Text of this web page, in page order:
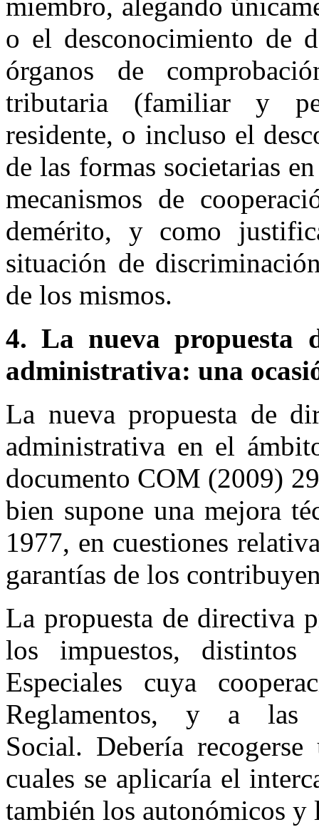
o el desconocimiento de
órganos de
tributaria (familiar y
residente, o incluso el
de las formas societarias
mecanismos de
demérito, y como
situación de
de los mismos.
4. La nueva propuesta
administrativa: una
La nueva propuesta de
administrativa en el
documento COM (2009)
bien supone una mejora
1977, en cuestiones
garantías de los
La propuesta de directiva
los impuestos,
Especiales cuya
Reglamentos, y a las
Social. Debería
cuales se aplicaría el
también los autonómicos y